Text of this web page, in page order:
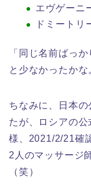
エヴゲー
ドミート
「同じ名前ばっ
と少なかったかな
ちなみに、日本
たが、ロシアの
様、2021/2/21確
2人のマッサージ
（笑）